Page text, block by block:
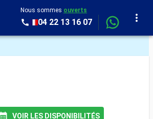
Nous sommes ouverts
04 22 13 16 07
VOIR LES DISPONIBILITÉS